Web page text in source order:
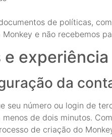
de políticas,
e não recebemos
da
seu número ou login de
de dois minutos.
de criação do